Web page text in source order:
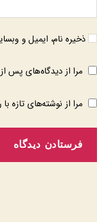
ذخیره نام، ایمیل و
مرا از دیدگاه‌های پس از
مرا از نوشته‌های تازه با